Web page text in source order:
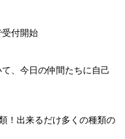
付開始
、今日の仲間たちに自己
！出来るだけ多くの種類の